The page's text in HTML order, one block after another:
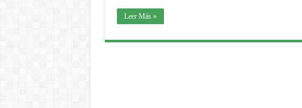
Leer Más »